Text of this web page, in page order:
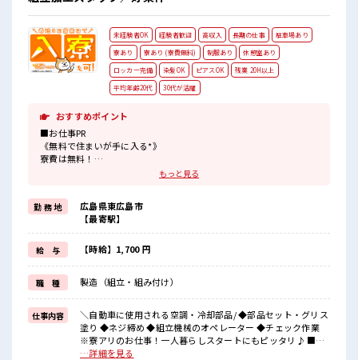
未経験者OK 経験者歓迎 高収入 長期の仕事
駐車場あり
寮あり
寮あり (寮費無料) 制服あり
休憩室あり
ロッカー完備
染髪OK ピアスOK
残業 20H以上
平均年齢20代
30代が活躍
おすすめポイント
■お仕事PR
《無料で住まいが手に入る*》
寮費は無料！
しかも家電付きのワンルーム☆
ぜひ新しい生活のスタートを踏み出しましょう♪
《うれしい高時給*》
高時給1700円×残業多めだから稼げる★
頑張った分しっかり返ってくるのでヤリガイ抜群！
《未経験OK*》
初めての方も大カンゲイ！
2週間ほどは教育担当として社員が1名つきます！
分からないことがあればすぐに聞ける環境です！
お金を稼ぎながらスキルアップもできちゃいます☆
このチャンスお見逃しなく！
もっと見る
勤 務 地
広島県東広島市
【最寄駅】
給 与 【時給】1,700 円
職 種 製造（組立・組み付け）
仕事内容
＼自動車に使用される空調・冷却部品/ ◆部品セット・グリス
塗り ◆ネジ締め ◆組立機械のオペレーター ◆チェック作業
※寮アリのお仕事！一人暮らしスタートにもピッタリ♪ ■お
仕事PR 《無料で住まいが手に入る*》 寮費は無料！ しかも家
…詳細を見る